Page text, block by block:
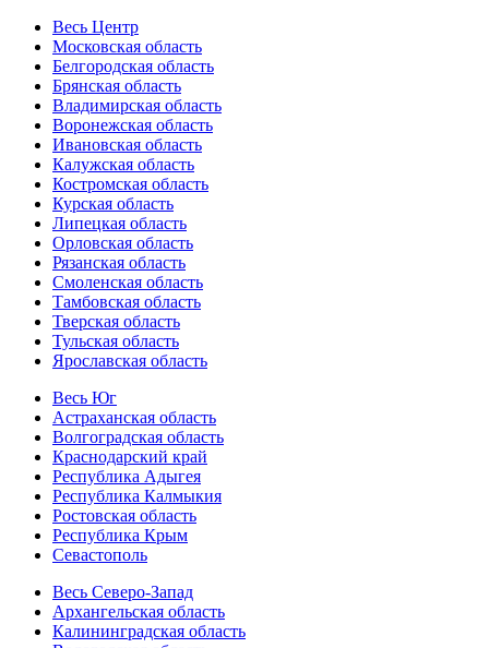
Весь Центр
Московская область
Белгородская область
Брянская область
Владимирская область
Воронежская область
Ивановская область
Калужская область
Костромская область
Курская область
Липецкая область
Орловская область
Рязанская область
Смоленская область
Тамбовская область
Тверская область
Тульская область
Ярославская область
Весь Юг
Астраханская область
Волгоградская область
Краснодарский край
Республика Адыгея
Республика Калмыкия
Ростовская область
Республика Крым
Севастополь
Весь Северо-Запад
Архангельская область
Калининградская область